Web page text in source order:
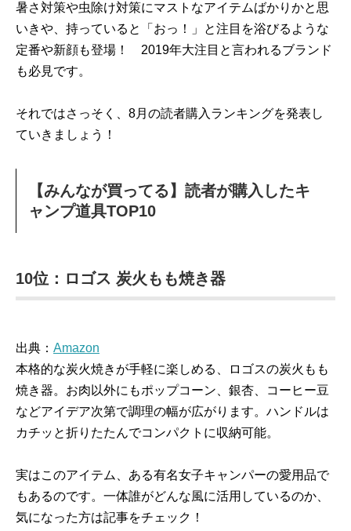
暑さ対策や虫除け対策にマストなアイテムばかりかと思
いきや、持っていると「おっ！」と注目を浴びるような
定番や新顔も登場！ 2019年大注目と言われるブランド
も必見です。
それではさっそく、8月の読者購入ランキングを発表し
ていきましょう！
【みんなが買ってる】読者が購入したキ
ャンプ道具TOP10
10位：ロゴス 炭火もも焼き器
出典： Amazon
本格的な炭火焼きが手軽に楽しめる、ロゴスの炭火もも
焼き器。お肉以外にもポップコーン、銀杏、コーヒー豆
などアイデア次第で調理の幅が広がります。ハンドルは
カチッと折りたたんでコンパクトに収納可能。
実はこのアイテム、ある有名女子キャンパーの愛用品で
もあるのです。一体誰がどんな風に活用しているのか、
気になった方は記事をチェック！